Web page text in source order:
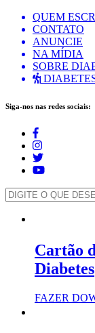
QUEM
CONTATO
ANUNCIE
NA MÍDIA
SOBRE
Siga-nos nas redes sociais:
Cartão
Diabetes
FAZER